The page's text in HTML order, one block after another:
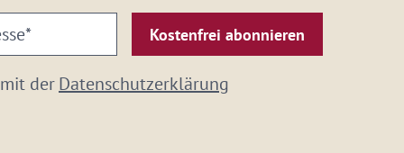
derDatenschutzerklärung